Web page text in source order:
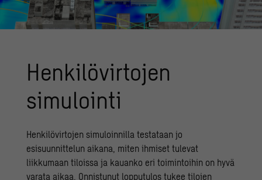
Henkilövirtojen
simulointi
Henkilövirtojen simuloinnilla testataan jo
esisuunnittelun aikana, miten ihmiset tulevat
liikkumaan tiloissa ja kauanko eri toimintoihin on hyvä
varata aikaa. Onnistunut lopputulos tukee tilojen